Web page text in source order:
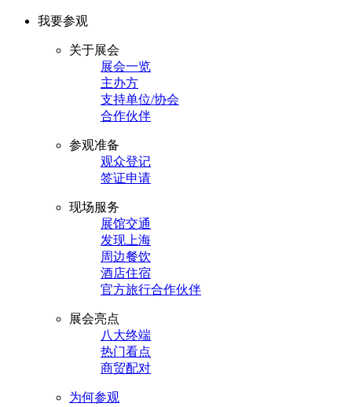
我要参观
关于展会
展会一览
主办方
支持单位/协会
合作伙伴
参观准备
观众登记
签证申请
现场服务
展馆交通
发现上海
周边餐饮
酒店住宿
官方旅行合作伙伴
展会亮点
八大终端
热门看点
商贸配对
为何参观